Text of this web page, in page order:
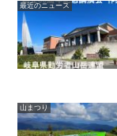
最近のニュース
山まつり